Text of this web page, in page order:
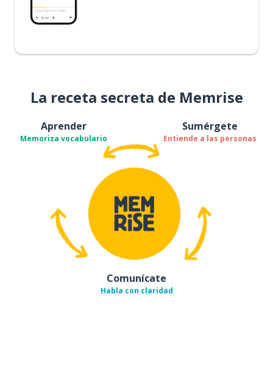
La receta secreta de Memrise
Aprender
Memoriza vocabulario
Sumérgete
Entiende a las personas
Comunícate
Habla con claridad